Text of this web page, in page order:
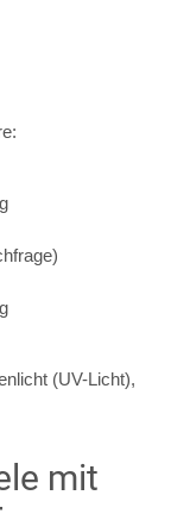
(UV-Licht),
mit